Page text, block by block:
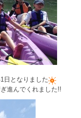
日となりました
進んでくれました!!